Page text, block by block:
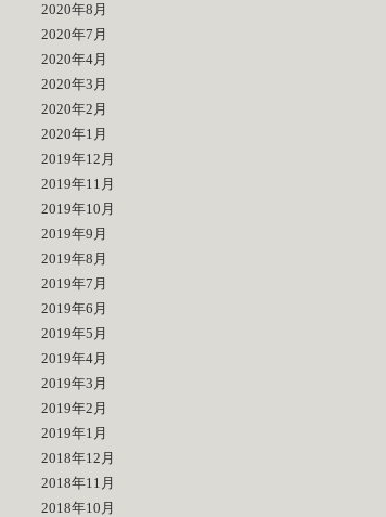
2020年8月
2020年7月
2020年4月
2020年3月
2020年2月
2020年1月
2019年12月
2019年11月
2019年10月
2019年9月
2019年8月
2019年7月
2019年6月
2019年5月
2019年4月
2019年3月
2019年2月
2019年1月
2018年12月
2018年11月
2018年10月